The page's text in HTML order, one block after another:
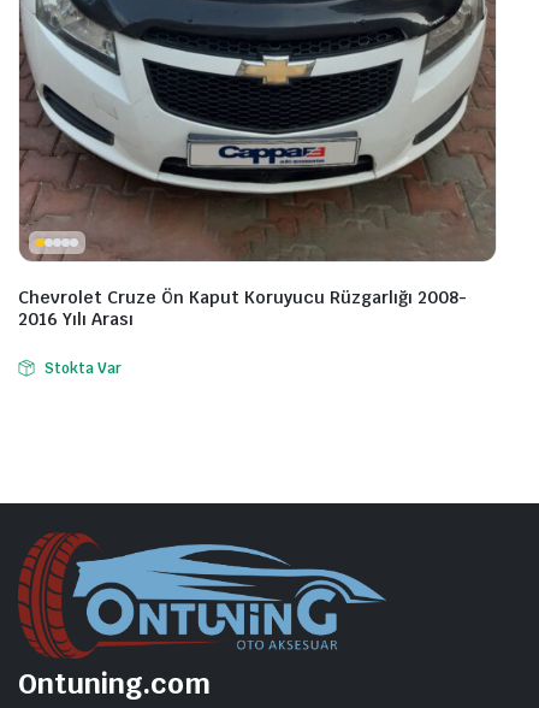
Chevrolet Cruze Ön Kaput Koruyucu Rüzgarlığı 2008-
2016 Yılı Arası
Stokta Var
Ontuning.com